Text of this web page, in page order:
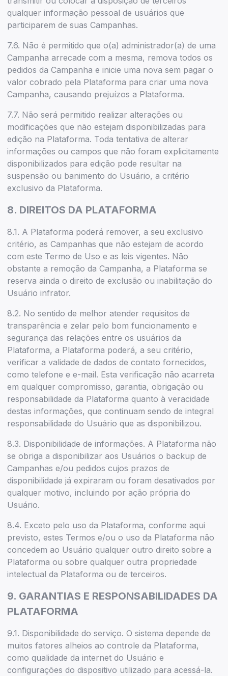
qualquer informação pessoal de usuários que
participarem de suas Campanhas.
7.6. Não é permitido que o(a) administrador(a) de uma
Campanha arrecade com a mesma, remova todos os
pedidos da Campanha e inicie uma nova sem pagar o
valor cobrado pela Plataforma para criar uma nova
Campanha, causando prejuízos a Plataforma.
7.7. Não será permitido realizar alterações ou
modificações que não estejam disponibilizadas para
edição na Plataforma. Toda tentativa de alterar
informações ou campos que não foram explicitamente
disponibilizados para edição pode resultar na
suspensão ou banimento do Usuário, a critério
exclusivo da Plataforma.
8. DIREITOS DA PLATAFORMA
8.1. A Plataforma poderá remover, a seu exclusivo
critério, as Campanhas que não estejam de acordo
com este Termo de Uso e as leis vigentes. Não
obstante a remoção da Campanha, a Plataforma se
reserva ainda o direito de exclusão ou inabilitação do
Usuário infrator.
8.2. No sentido de melhor atender requisitos de
transparência e zelar pelo bom funcionamento e
segurança das relações entre os usuários da
Plataforma, a Plataforma poderá, a seu critério,
verificar a validade de dados de contato fornecidos,
como telefone e e-mail. Esta verificação não acarreta
em qualquer compromisso, garantia, obrigação ou
responsabilidade da Plataforma quanto à veracidade
destas informações, que continuam sendo de integral
responsabilidade do Usuário que as disponibilizou.
8.3. Disponibilidade de informações. A Plataforma não
se obriga a disponibilizar aos Usuários o backup de
Campanhas e/ou pedidos cujos prazos de
disponibilidade já expiraram ou foram desativados por
qualquer motivo, incluindo por ação própria do
Usuário.
8.4. Exceto pelo uso da Plataforma, conforme aqui
previsto, estes Termos e/ou o uso da Plataforma não
concedem ao Usuário qualquer outro direito sobre a
Plataforma ou sobre qualquer outra propriedade
intelectual da Plataforma ou de terceiros.
9. GARANTIAS E RESPONSABILIDADES DA
PLATAFORMA
9.1. Disponibilidade do serviço. O sistema depende de
muitos fatores alheios ao controle da Plataforma,
como qualidade da internet do Usuário e
configurações do dispositivo utilizado para acessá-la.